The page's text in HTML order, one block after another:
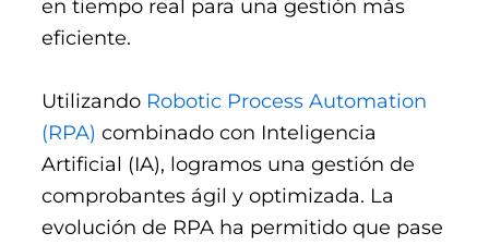
en tiempo real para una gestión más
eficiente.
Utilizando Robotic Process Automation
(RPA) combinado con Inteligencia
Artificial (IA), logramos una gestión de
comprobantes ágil y optimizada. La
evolución de RPA ha permitido que pase